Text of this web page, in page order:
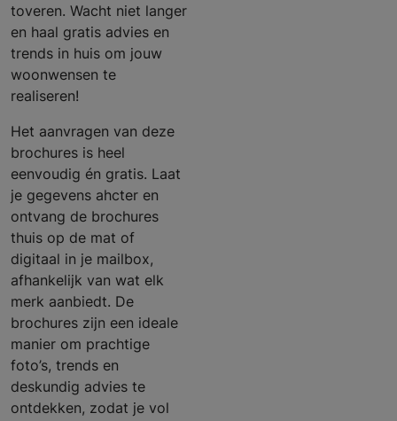
toveren. Wacht niet langer
en haal gratis advies en
trends in huis om jouw
woonwensen te
realiseren!
Het aanvragen van deze
brochures is heel
eenvoudig én gratis. Laat
je gegevens ahcter en
ontvang de brochures
thuis op de mat of
digitaal in je mailbox,
afhankelijk van wat elk
merk aanbiedt. De
brochures zijn een ideale
manier om prachtige
foto’s, trends en
deskundig advies te
ontdekken, zodat je vol